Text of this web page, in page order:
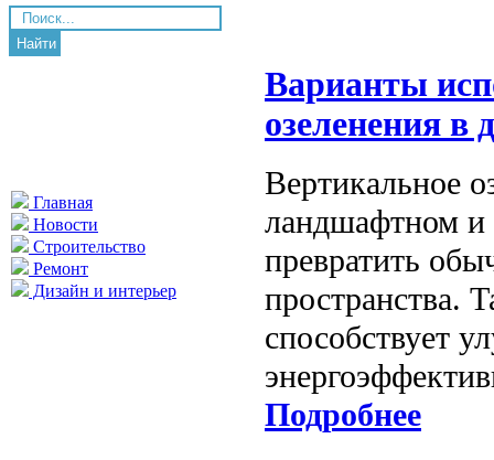
Найти
Главная
Новости
Строительство
Ремонт
Дизайн и интерьер
Варианты
озеленения в
Вертикальное
ландшафтном и
превратить
пространства.
способствует
Подробнее